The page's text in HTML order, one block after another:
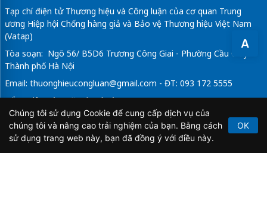
A
Tạp chí điện tử Thương hiệu và Công luận của cơ quan Trung
ương Hiệp hội Chống hàng giả và Bảo vệ Thương hiệu Việt Nam
(Vatap)
Tòa soạn: Ngõ 56/ B5D6 Trương Công Giai - Phường Cầu Giấy -
Thành phố Hà Nội
Email: thuonghieucongluan@gmail.com - ĐT: 093 172 5555
Tổng Biên Tập: Vũ Đức Thuận
Giấy phép hoạt động báo chí điện tử số 64/GP-BTTTT do Bộ
Thông tin và Truyền thông cấp ngày 21/2/2020.
Chúng tôi sử dụng Cookie để cung cấp dịch vụ của
chúng tôi và nâng cao trải nghiệm của bạn. Bằng cách
sử dụng trang web này, bạn đã đồng ý với điều này.
OK